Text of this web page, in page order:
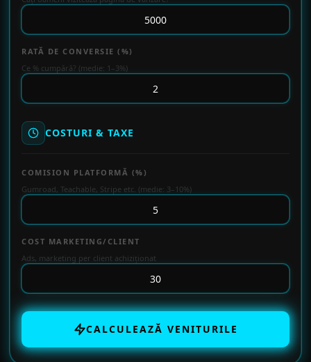
RATĂ DE CONVERSIE (%)
Ce % cumpără? (medie: 1–3%)
COSTURI & TAXE
COMISION PLATFORMĂ (%)
Gumroad, Teachable, Stripe etc. (medie: 3–10%)
COST MARKETING/CLIENT
Ads, marketing per client achiziționat
CALCULEAZĂ VENITURILE